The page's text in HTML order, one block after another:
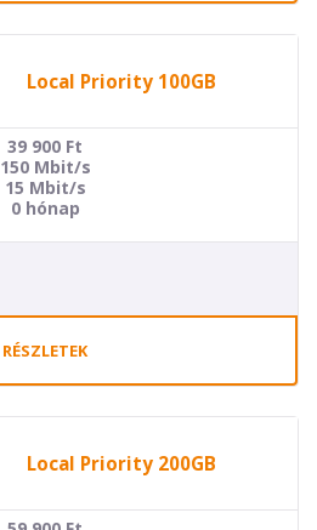
Local Priority 100GB
39 900 Ft
150 Mbit/s
15 Mbit/s
0 hónap
RÉSZLETEK
Local Priority 200GB